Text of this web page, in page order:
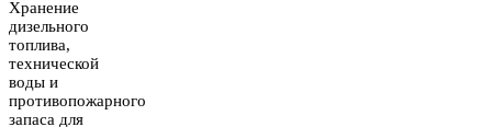
Хранение
дизельного
топлива,
технической
воды и
противопожарного
запаса для